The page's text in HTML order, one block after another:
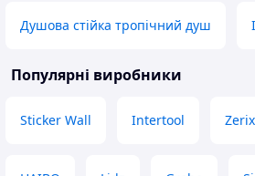
Душова стійка тропічний душ
Популярні виробники
Sticker Wall Intertool Zerix